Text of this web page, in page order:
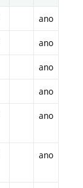
ano
ano
ano
ano
ano
ano